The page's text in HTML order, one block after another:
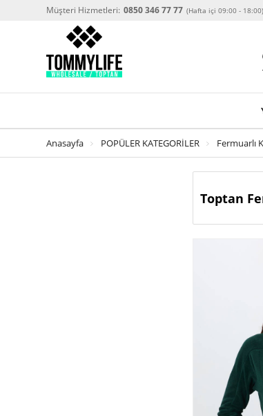
Müşteri Hizmetleri: 0850 346 77 77 (Hafta içi 09:00 - 18:00)
Anasayfa POPÜLER KATEGORİLER Fermuarlı
Toptan